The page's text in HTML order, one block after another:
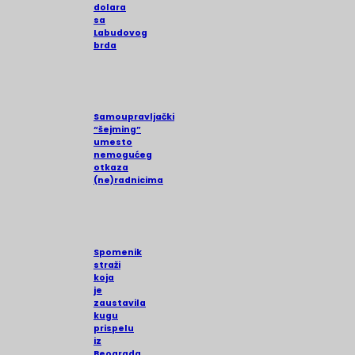
dolara
sa
Labudovog
brda
Samoupravljački
“šejming”
umesto
nemogućeg
otkaza
(ne)radnicima
Spomenik
straži
koja
je
zaustavila
kugu
prispelu
iz